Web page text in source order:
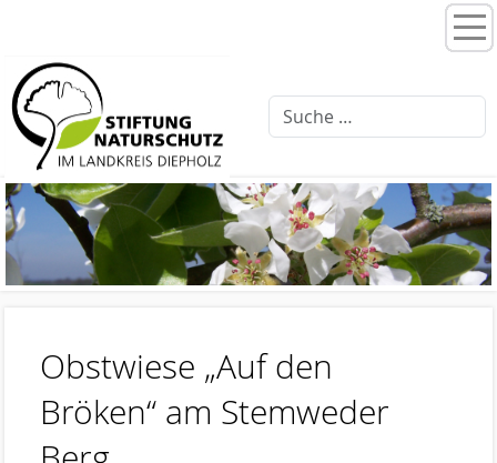
Home
Stiftungsprogramme
Moorentwicklung 3.0
Schlattprogramm
Fließgewässerrenaturierung
Ellernbäke
Brammer Bach
Feuchtwiesenpflege
Obstwiese „Auf den
Bröken“ am Stemweder